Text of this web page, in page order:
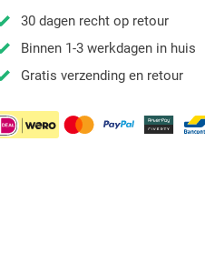
30 dagen recht op retour
Binnen 1-3 werkdagen in huis
Gratis verzending en retour